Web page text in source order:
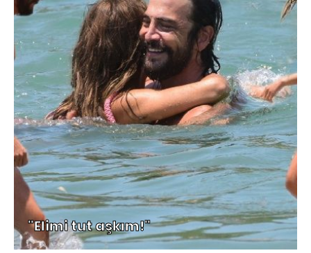
"Elimi tut aşkım!"